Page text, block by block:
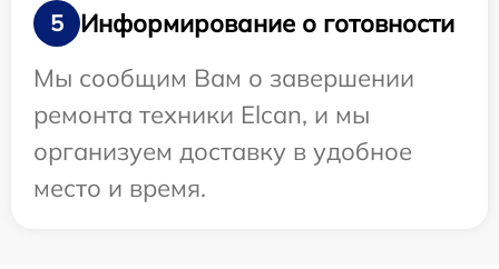
5
Информирование о готовности
Мы сообщим Вам о завершении
ремонта техники Elcan, и мы
организуем доставку в удобное
место и время.